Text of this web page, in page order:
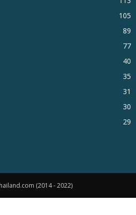
105
89
77
40
35
31
30
29
(2014 - 2022)